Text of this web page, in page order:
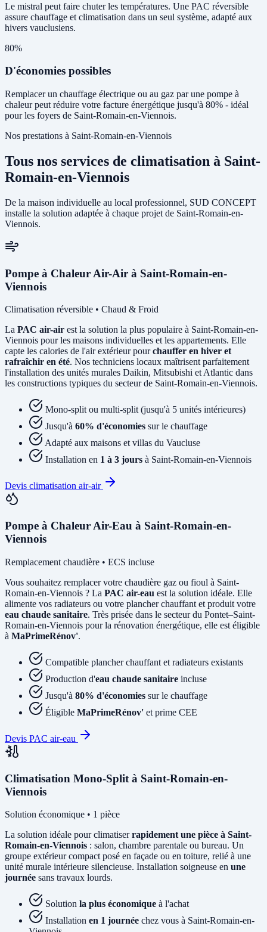
Le mistral peut faire chuter les températures. Une PAC réversible
assure chauffage et climatisation dans un seul système, adapté aux
hivers vauclusiens.
80%
D'économies possibles
Remplacer un chauffage électrique ou au gaz par une pompe à
chaleur peut réduire votre facture énergétique jusqu'à 80% - idéal
pour les foyers de Saint-Romain-en-Viennois.
Nos prestations à Saint-Romain-en-Viennois
Tous nos services de climatisation à Saint-
Romain-en-Viennois
De la maison individuelle au local professionnel, SUD CONCEPT
installe la solution adaptée à chaque projet de Saint-Romain-en-
Viennois.
Pompe à Chaleur Air-Air à Saint-Romain-en-
Viennois
Climatisation réversible • Chaud & Froid
La PAC air-air est la solution la plus populaire à Saint-Romain-en-
Viennois pour les maisons individuelles et les appartements. Elle
capte les calories de l'air extérieur pourchauffer en hiver et
rafraîchir en été. Nos techniciens locaux maîtrisent parfaitement
l'installation des unités murales Daikin, Mitsubishi et Atlantic dans
les constructions typiques du secteur de Saint-Romain-en-Viennois.
Mono-split ou multi-split (jusqu'à 5 unités intérieures)
Jusqu'à 60% d'économies sur le chauffage
Adapté aux maisons et villas du Vaucluse
Installation en 1 à 3 jours à Saint-Romain-en-Viennois
Devis climatisation air-air
Pompe à Chaleur Air-Eau à Saint-Romain-en-
Viennois
Remplacement chaudière • ECS incluse
Vous souhaitez remplacer votre chaudière gaz ou fioul à Saint-
Romain-en-Viennois ? La PAC air-eau est la solution idéale. Elle
alimente vos radiateurs ou votre plancher chauffant et produit votre
eau chaude sanitaire. Très prisée dans le secteur du Pontet–Saint-
Romain-en-Viennois pour la rénovation énergétique, elle est éligible
à MaPrimeRénov'.
Compatible plancher chauffant et radiateurs existants
Production d'eau chaude sanitaire incluse
Jusqu'à 80% d'économies sur le chauffage
Éligible MaPrimeRénov' et prime CEE
Devis PAC air-eau
Climatisation Mono-Split à Saint-Romain-en-
Viennois
Solution économique • 1 pièce
La solution idéale pour climatiserrapidement une pièce à Saint-
Romain-en-Viennois : salon, chambre parentale ou bureau. Un
groupe extérieur compact posé en façade ou en toiture, relié à une
unité murale intérieure silencieuse. Installation soigneuse en une
journée sans travaux lourds.
Solution la plus économique à l'achat
Installation en 1 journée chez vous à Saint-Romain-en-